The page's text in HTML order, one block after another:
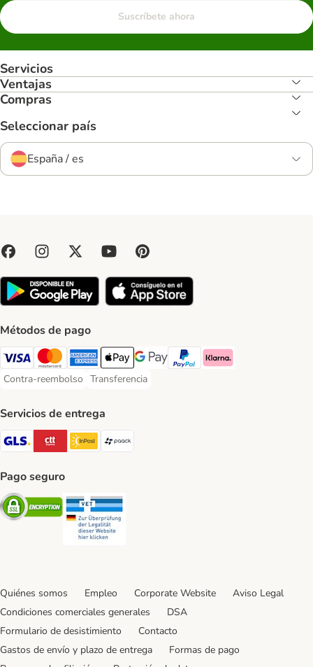
Suscríbete ahora
Servicios
Ventajas
Compras
Seleccionar país
España / es
Métodos de pago
Visa Payment Method
Mastercard Payment Method
American Express Payment Method
Apple Pay Payment Method
Google Pay Payment Method
PayPal Payment Method
Klarna Payment Method
Contra-reembolso
Contra-reembolso Payment Method
Transferencia
Transferencia Payment Method
Servicios de entrega
GLS Shipping Method
CTTExpress Shipping Method
InPost Shipping Method
paack Shipping Method
Pago seguro
Security
Quiénes somos Empleo Corporate Website
Aviso Legal
Condiciones comerciales generales
DSA
Formulario de desistimiento
Contacto
Gastos de envío y plazo de entrega
Formas de pago